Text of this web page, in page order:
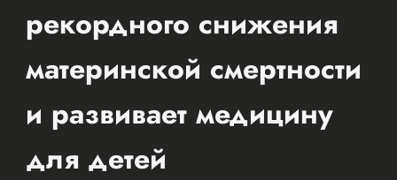
рекордного снижения
материнской смертности
и развивает медицину
для детей